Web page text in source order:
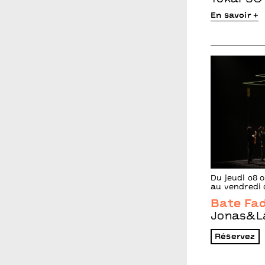
En savoir +
Du jeudi 08
au vendredi
Bate
Réservez